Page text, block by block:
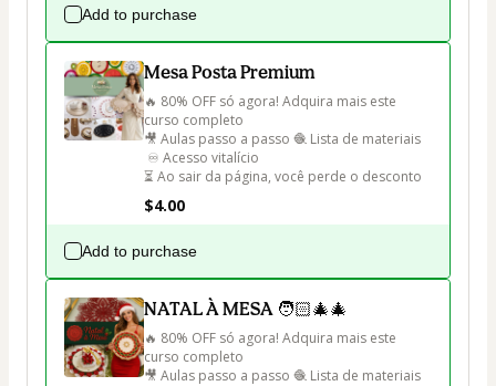
Add to purchase
Mesa Posta Premium
🔥 80% OFF só agora! Adquira mais este
curso completo
🎥 Aulas passo a passo 🧶 Lista de materiais
⏳ Ao sair da página, você perde o desconto
$4.00
Add to purchase
NATAL À MESA 🧑🏻‍🎄🎄
🔥 80% OFF só agora! Adquira mais este
curso completo
🎥 Aulas passo a passo 🧶 Lista de materiais